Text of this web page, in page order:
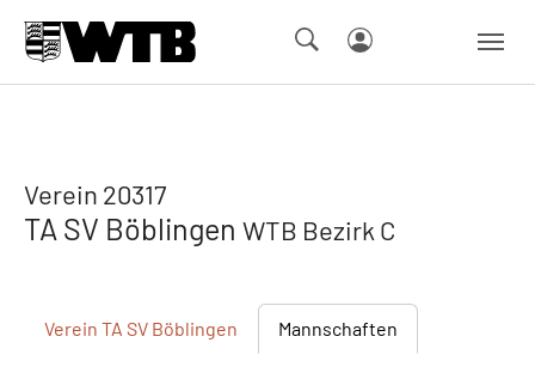
Verein 20317
TA SV Böblingen WTB Bezirk C
Verein TA SV Böblingen Mannschaften